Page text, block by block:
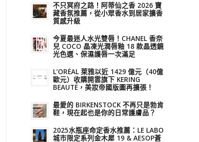
不只冥府之路！阿蒂仙之香 2026 寶
藏香氛推薦，從小眾香水到居家擴香
質感升級
今夏最迷人水光雙唇！CHANEL 香奈
兒 COCO 晶凍光潤唇釉 18 款晶透鏡
光色選、保濕護唇一次滿足
L’ORÉAL 萊雅以近 1429 億元（40億
歐元）收購開雲旗下 KERING
BEAUTÉ，美妝帝國版圖再擴張！
最愛的 BIRKENSTOCK 不再只是勃肯
鞋，現在起也是你的日常護膚品？
2025水瓶座命定香水推薦：LE LABO
城市限定系列金木犀 19 & AESOP蒼